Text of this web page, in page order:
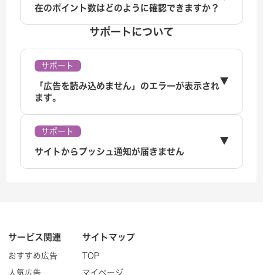
在のポイント数はどのように確認できますか？
サポートについて
サポート
「広告を読み込めません」のエラーが表示され
ます。
サポート
サイトからプッシュ通知が届きません
サービス関連
おすすめ広告
人気広告
サイトマップ
TOP
マイページ